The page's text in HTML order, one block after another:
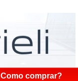
comprar?